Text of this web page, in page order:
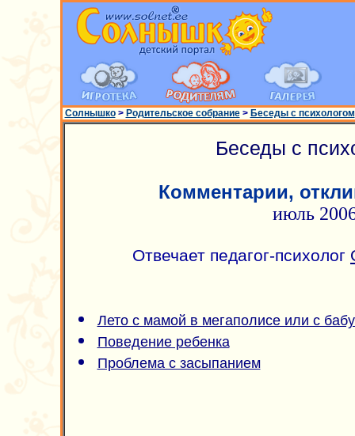
Солнышко> Родительское собрание> Беседы с психологом
Беседы с
Комментарии,
июль
Отвечает педагог-психолог
Лето с мамой в мегаполисе или с
Поведение ребенка
Проблема с засыпанием